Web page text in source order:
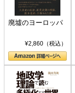
廃墟のヨーロッパ
¥2,860（税込）